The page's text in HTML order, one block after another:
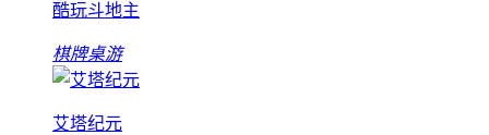
酷玩斗地主
棋牌桌游
艾塔纪元